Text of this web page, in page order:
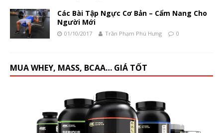
Các Bài Tập Ngực Cơ Bản – Cẩm Nang Cho
Người Mới
01/10/2017 Trần Phạm Phú Hưng 0
MUA WHEY, MASS, BCAA… GIÁ TỐT